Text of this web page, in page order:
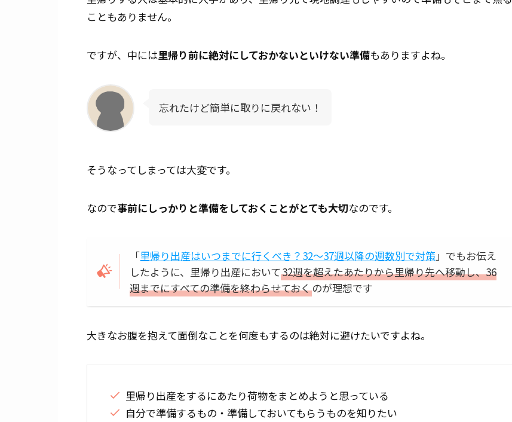
こともありません。
ですが、中には里帰り前に絶対にしておかないといけない準備もありますよね。
忘れたけど簡単に取りに戻れない！
そうなってしまっては大変です。
なので事前にしっかりと準備をしておくことがとても大切なのです。
「里帰り出産はいつまでに行くべき？32～37週以降の週数別で対策」でもお伝え
したように、里帰り出産において32週を超えたあたりから里帰り先へ移動し、36
週までにすべての準備を終わらせておくのが理想です
大きなお腹を抱えて面倒なことを何度もするのは絶対に避けたいですよね。
里帰り出産をするにあたり荷物をまとめようと思っている
自分で準備するもの・準備しておいてもらうものを知りたい